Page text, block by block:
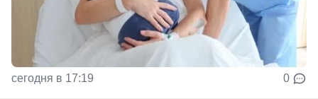
сегодня в 17:19 0